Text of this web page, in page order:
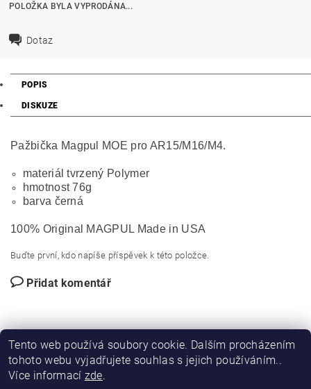
POLOŽKA BYLA VYPRODÁNA...
Dotaz
POPIS
DISKUZE
Pažbička Magpul MOE pro AR15/M16/M4.
materiál tvrzený Polymer
hmotnost 76g
barva černá
100% Original MAGPUL Made in USA
Buďte první, kdo napíše příspěvek k této položce.
Přidat komentář
DIRECT FORCE | JANÍSKOVÁ&LATA
Tento web používá soubory cookie. Dalším procházením
tohoto webu vyjadřujete souhlas s jejich používáním..
Více informací zde.